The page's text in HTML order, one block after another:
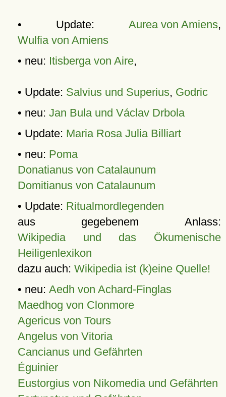
• Update: Aurea von Amiens,
Wulfia von Amiens
• neu: Itisberga von Aire,
• Update: Salvius und Superius, Godric
• neu: Jan Bula und Václav Drbola
• Update: Maria Rosa Julia Billiart
• neu: Poma
Donatianus von Catalaunum
Domitianus von Catalaunum
• Update: Ritualmordlegenden
aus gegebenem Anlass:
Wikipedia und das Ökumenische
Heiligenlexikon
dazu auch: Wikipedia ist (k)eine Quelle!
• neu: Aedh von Achard-Finglas
Maedhog von Clonmore
Agericus von Tours
Angelus von Vitoria
Cancianus und Gefährten
Éguinier
Eustorgius von Nikomedia und Gefährten